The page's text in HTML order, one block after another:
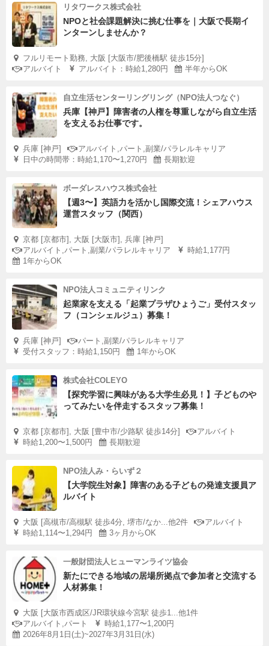
リタワークス株式会社
NPOと社会課題解決に挑む仕事を｜大阪で長期イ
ンターンしませんか？
フルリモート勤務, 大阪 [大阪市/肥後橋駅 徒歩15分]
アルバイト
アルバイト：時給1,280円 半年からOK
自立生活センターリングリング（NPO法人つなぐ）
兵庫【神戸】障害者の人権を尊重しながら自立生活
を支えるお仕事です。
兵庫 [神戸]
アルバイト,パート,副業/パラレルキャリア
日中の時間帯：時給1,170〜1,270円
長期歓迎
ボーダレスハウス株式会社
【週3〜】英語力を活かし国際交流！シェアハウス
運営スタッフ（関西）
京都 [京都市], 大阪 [大阪市], 兵庫 [神戸]
アルバイト,パート,副業/パラレルキャリア
時給1,177円
1年からOK
NPO法人コミュニティリンク
起業家を支える「起業プラザひょうご」受付スタッ
フ（コンシェルジュ）募集！
兵庫 [神戸]
パート,副業/パラレルキャリア
受付スタッフ：時給1,150円
1年からOK
株式会社COLEYO
【探究学習に興味がある大学生必見！】子どものや
ってみたいを伴走するスタッフ募集！
京都 [京都市], 大阪 [豊中市/少路駅 徒歩14分]
アルバイト
時給1,200〜1,500円
長期歓迎
NPO法人み・らいず２
【大学院生対象】障害のある子どもの発達支援員ア
ルバイト
大阪 [高槻市/高槻駅 徒歩4分, 堺市/なか...他2件
アルバイト
時給1,114〜1,294円
3ヶ月からOK
一般財団法人ヒューマンライツ協会
新たにできる地域の居場所拠点で参加者と交流する
人材募集！
大阪 [大阪市西成区/JR環状線今宮駅 徒歩1...他1件
アルバイト,パート
時給1,177〜1,200円
2026年8月1日(土)~2027年3月31日(水)